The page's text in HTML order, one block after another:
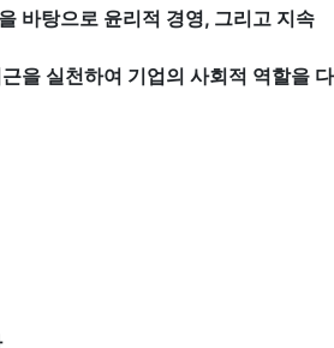
바탕으로 윤리적 경영, 그리고 지속
을 실천하여 기업의 사회적 역할을 다